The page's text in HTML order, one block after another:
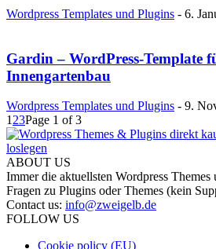
Wordpress Templates und Plugins - 6.
Gardin – WordPress-Template
Innengartenbau
Wordpress Templates und Plugins - 9.
1 23Page 1 of 3
ABOUT US
Immer die aktuellsten Wordpress Themes
Fragen zu Plugins oder Themes (kein
Contact us: info@zweigelb.de
FOLLOW US
Cookie policy (EU)